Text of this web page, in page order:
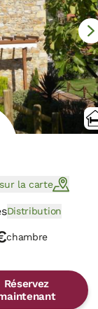
la carte
Distribution
chambre
Réservez